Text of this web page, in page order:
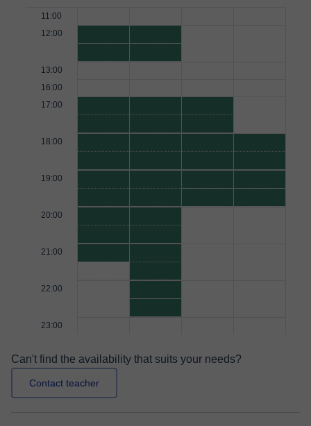
11:00
12:00
13:00
16:00
17:00
18:00
19:00
20:00
21:00
22:00
23:00
Can't find the availability that suits your needs?
Contact teacher